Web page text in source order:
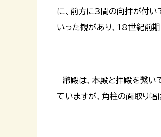
に、前方に3間の向拝が付い
いった観があり、18世紀前
幣殿は、本殿と拝殿を繋い
ていますが、角柱の面取り